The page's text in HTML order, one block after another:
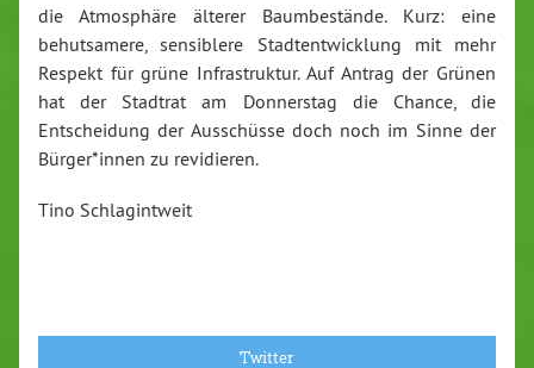
die Atmosphäre älterer Baumbestände. Kurz: eine
behutsamere, sensiblere Stadtentwicklung mit mehr
Respekt für grüne Infrastruktur. Auf Antrag der Grünen
hat der Stadtrat am Donnerstag die Chance, die
Entscheidung der Ausschüsse doch noch im Sinne der
Bürger*innen zu revidieren.
Tino Schlagintweit
Twitter